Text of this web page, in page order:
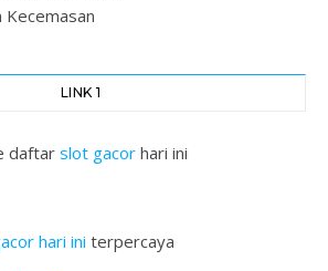
LINK 1
daftarslot gacor hari ini
hari ini terpercaya